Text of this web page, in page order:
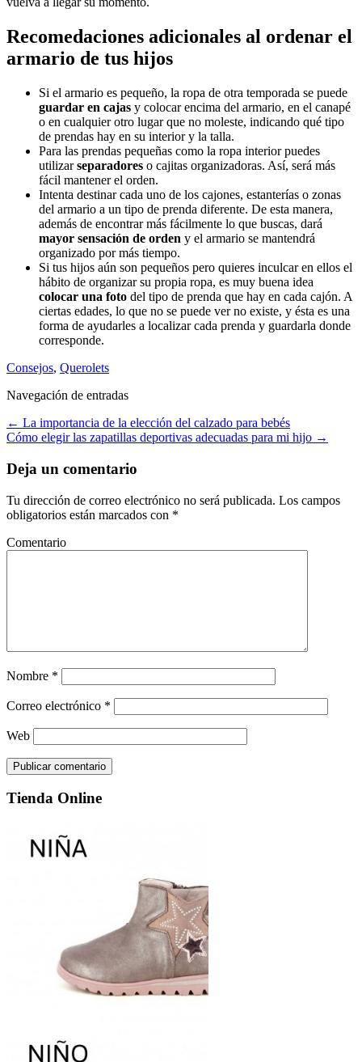
Recomedaciones adicionales al ordenar el
armario de tus hijos
Si el armario es pequeño, la ropa de otra temporada se puede
guardar en cajas y colocar encima del armario, en el canapé
o en cualquier otro lugar que no moleste, indicando qué tipo
de prendas hay en su interior y la talla.
Para las prendas pequeñas como la ropa interior puedes
utilizarseparadores o cajitas organizadoras. Así, será más
fácil mantener el orden.
Intenta destinar cada uno de los cajones, estanterías o zonas
del armario a un tipo de prenda diferente. De esta manera,
además de encontrar más fácilmente lo que buscas, dará
mayor sensación de orden y el armario se mantendrá
organizado por más tiempo.
Si tus hijos aún son pequeños pero quieres inculcar en ellos el
hábito de organizar su propia ropa, es muy buena idea
colocar una foto del tipo de prenda que hay en cada cajón. A
ciertas edades, lo que no se puede ver no existe, y ésta es una
forma de ayudarles a localizar cada prenda y guardarla donde
corresponde.
Consejos, Querolets
Navegación de entradas
← La importancia de la elección del calzado para bebés
Cómo elegir las zapatillas deportivas adecuadas para mi hijo →
Deja un comentario
Tu dirección de correo electrónico no será publicada. Los campos
obligatorios están marcados con *
Comentario
Nombre *
Correo electrónico *
Web
Tienda Online